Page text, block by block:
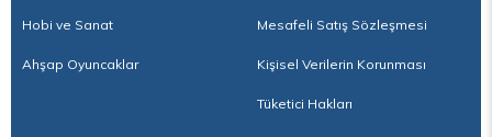
Hobi ve Sanat
Ahşap Oyuncaklar
Mesafeli Satış Sözleşmesi
Kişisel Verilerin Korunması
Tüketici Hakları